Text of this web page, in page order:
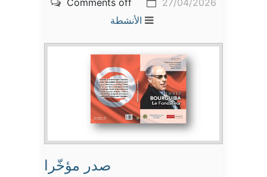
27/04/2026
Comments off
الأنشطة
صدر مؤخّرا